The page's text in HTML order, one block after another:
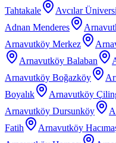
Tahtakale Avcılar
Adnan Menderes
Arnavutköy Merkez
Arnavutköy Balaban
Arnavutköy Boğazköy
Boyalık
Arnavutköy
Arnavutköy Dursunköy
Fatih
Arnavutköy